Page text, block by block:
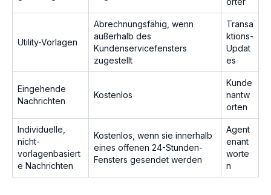
Utility-Vorlagen
Abrechnungsfähig, wenn
außerhalb des
Kundenservicefensters
zugestellt
Transa
ktions-
Updat
es
Eingehende
Nachrichten
Kostenlos
Kunde
nantw
orten
Individuelle,
nicht-
vorlagenbasiert
e Nachrichten
Kostenlos, wenn sie innerhalb
eines offenen 24-Stunden-
Fensters gesendet werden
Agent
enant
worte
n